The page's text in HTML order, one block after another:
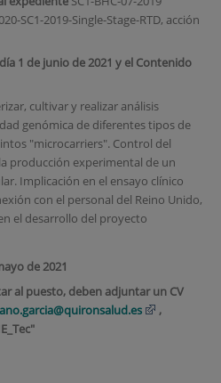
SC1-2019-Single-Stage-RTD, acción
1 de junio de 2021 y el Contenido
cultivar y realizar análisis
genómica de diferentes tipos de
"microcarriers". Control del
producción experimental de un
Implicación en el ensayo clínico
con el personal del Reino Unido,
el desarrollo del proyecto
de 2021
al puesto, deben adjuntar un CV
,